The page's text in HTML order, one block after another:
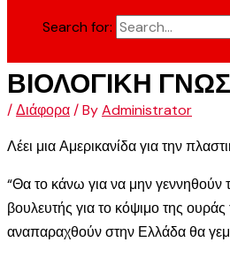
Search for:
ΒΙΟΛΟΓΙΚΗ
/Διάφορα/ ByAdministrator
Λέει μια Αμερικανίδα για την
“Θα το κάνω για να μην γεννηθούν
βουλευτής για το κόψιμο της
αναπαραχθούν στην Ελλάδα θα